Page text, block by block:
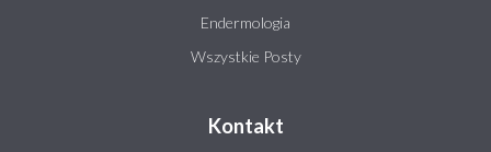
Endermologia
Wszystkie Posty
Kontakt